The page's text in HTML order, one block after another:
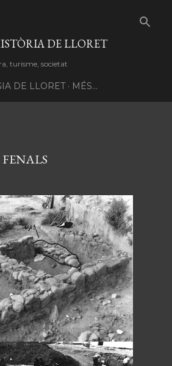
DE LLORET
turisme, societat
DE LLORET MÉS…